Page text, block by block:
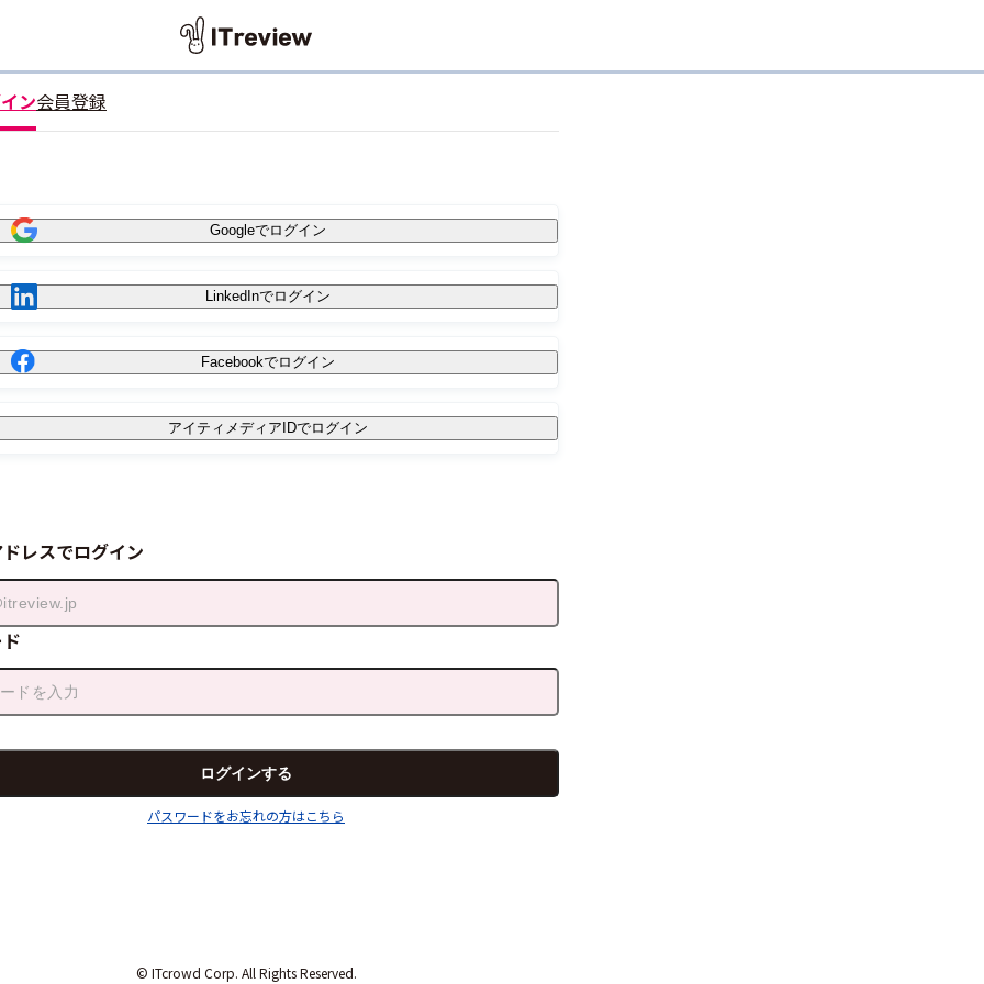
ン会員登録
Googleでログイン
LinkedInでログイン
Facebookでログイン
アイティメディアIDでログイン
レスでログイン
パスワードをお忘れの方はこちら
© ITcrowd Corp. All Rights Reserved.